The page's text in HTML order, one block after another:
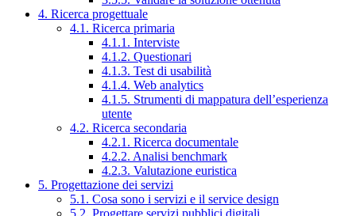
4. Ricerca progettuale
4.1. Ricerca primaria
4.1.1. Interviste
4.1.2. Questionari
4.1.3. Test di usabilità
4.1.4. Web analytics
4.1.5. Strumenti di mappatura dell’esperienza
utente
4.2. Ricerca secondaria
4.2.1. Ricerca documentale
4.2.2. Analisi benchmark
4.2.3. Valutazione euristica
5. Progettazione dei servizi
5.1. Cosa sono i servizi e il service design
5.2. Progettare servizi pubblici digitali